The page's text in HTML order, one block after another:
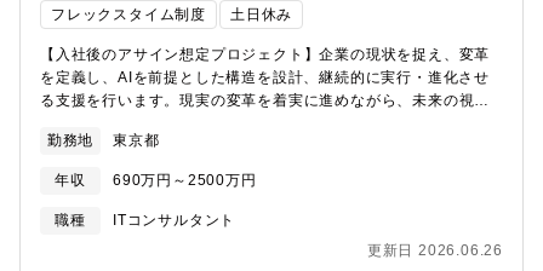
ける環境です。
トのため、AWSの知識や経験を一層積めます◎検証にとどまらず
実際のシステムをクラウドへ移行（オンプレミスやサービスとの
連携なども含めた）するため、様々な視点でのインフラ技術が伸
ばせます◎お客様と直接やりとりを実施しながら遂行するプロジ
ェクトのため、顧客課題の解決へ結びつくエンジニアリング経験
手する形式のため、興味のある技術や領域に積極的に関わること
ができます◎顧客のプロジェクトに継続的に関わることもできる
【こんな方におすすめ】■エンジニアとしてクラウドを含めた技術
力をさらにアップさせ、スペシャリストとして成長したい■顧客の
フレックスタイム制度
土日休み
【入社後のアサイン想定プロジェクト】企業の現状を捉え、変革
を定義し、AIを前提とした構造を設計、継続的に実行・進化させ
る支援を行います。現実の変革を着実に進めながら、未来の視点
クト例】■企業全体をアーキテクチャの視点で構造化し、目指す未
来像と道筋を描く支援業務・システム・組織・テクノロジーを横
断的に捉え、構造的に整理したうえで、次のアクションへ導きま
す。■事業をプロダクトの集合体として捉え、アジリティ向上と継
文化・マインドセット、アーキテクチャ、継続的改善プロセスの
勤務地 東京都
年収 690万円～2500万円
職種
ITコンサルタント
更新日 2026.06.26